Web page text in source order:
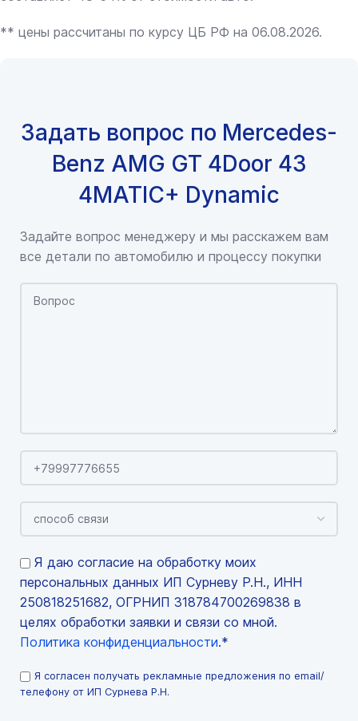
** цены рассчитаны по курсу ЦБ РФ на 06.08.2026.
Задать вопрос по Mercedes-
Benz AMG GT 4Door 43
4MATIC+ Dynamic
Задайте вопрос менеджеру и мы расскажем вам
все детали по автомобилю и процессу покупки
Я даю согласие на обработку моих
персональных данных ИП Сурневу Р.Н., ИНН
250818251682, ОГРНИП 318784700269838 в
целях обработки заявки и связи со мной.
Политика конфиденциальности.*
Я согласен получать рекламные предложения по email/
телефону от ИП Сурнева Р.Н.